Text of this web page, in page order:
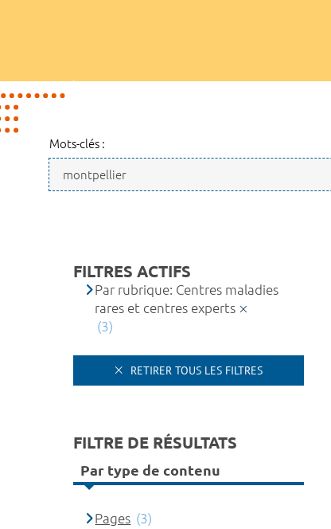
Mots-clés :
FILTRES ACTIFS
Par rubrique: Centres maladies
rares et centres experts
(3)
RETIRER TOUS LES FILTRES
FILTRE DE RÉSULTATS
Par type de contenu
Pages (3)